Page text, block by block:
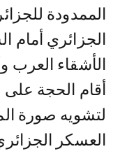
الممدودة
الجزائري أمام
الأشقاء العرب
أقام الحجة
لتشويه صورة
العسكر